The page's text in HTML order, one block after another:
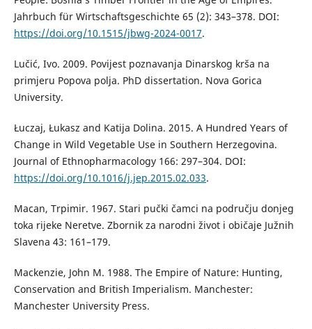
Jahrbuch für Wirtschaftsgeschichte 65 (2): 343–378. DOI:
https://doi.org/10.1515/jbwg-2024-0017.
Lučić, Ivo. 2009. Povijest poznavanja Dinarskog krša na
primjeru Popova polja. PhD dissertation. Nova Gorica
University.
Łuczaj, Łukasz and Katija Dolina. 2015. A Hundred Years of
Change in Wild Vegetable Use in Southern Herzegovina.
Journal of Ethnopharmacology 166: 297–304. DOI:
https://doi.org/10.1016/j.jep.2015.02.033.
Macan, Trpimir. 1967. Stari pučki čamci na području donjeg
toka rijeke Neretve. Zbornik za narodni život i običaje Južnih
Slavena 43: 161–179.
Mackenzie, John M. 1988. The Empire of Nature: Hunting,
Conservation and British Imperialism. Manchester:
Manchester University Press.